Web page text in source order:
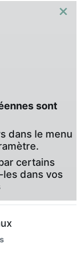
×
sont
dans le menu
certains
dans vos